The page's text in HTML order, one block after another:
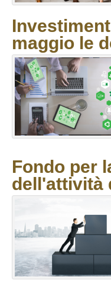
maggio le
Fondo per
dell'attività